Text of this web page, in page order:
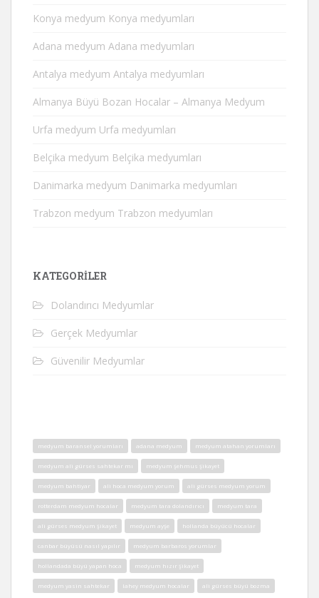
Konya medyum Konya medyumları
Adana medyum Adana medyumları
Antalya medyum Antalya medyumları
Almanya Büyü Bozan Hocalar – Almanya Medyum
Urfa medyum Urfa medyumları
Belçika medyum Belçika medyumları
Danimarka medyum Danimarka medyumları
Trabzon medyum Trabzon medyumları
KATEGORILER
Dolandırıcı Medyumlar
Gerçek Medyumlar
Güvenilir Medyumlar
medyum baransel yorumları adana medyum medyum atahan yorumları
medyum ali gürses sahtekar mı medyum şehmus şikayet
medyum bahtiyar ali hoca medyum yorum ali gürses medyum yorum
rotterdam medyum hocalar medyum tara dolandırıcı medyum tara
ali gürses medyum şikayet medyum ayşe hollanda büyücü hocalar
canbar büyüsü nasıl yapılır medyum barbaros yorumlar
hollandada büyü yapan hoca medyum hızır şikayet
medyum yasin sahtekar lahey medyum hocalar ali gürses büyü bozma